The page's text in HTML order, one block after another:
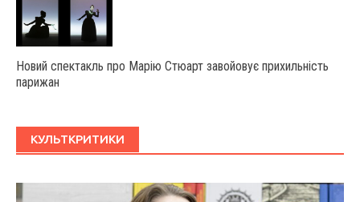
Новий спектакль про Марію Стюарт завойовує прихильність
парижан
КУЛЬТКРИТИКИ